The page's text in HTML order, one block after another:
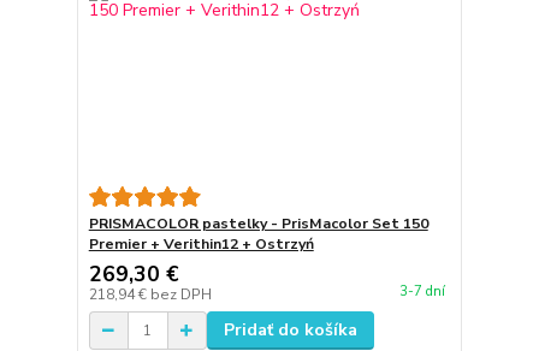
PRISMACOLOR pastelky - PrisMacolor Set 150
Premier + Verithin12 + Ostrzyń
269,30 €
218,94 € bez DPH 3-7 dní
Pridať do košíka